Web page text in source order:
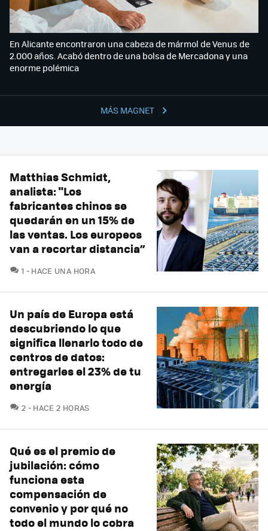
MÁS MAGNET
En Alicante encontraron una cabeza de mármol de Venus de
2.000 años. Acabó dentro de una bolsa de Mercadona y una
enorme polémica
Matthias Schmidt,
analista: "Los
fabricantes chinos se
quedarán en un 15% de
las ventas. Los europeos
van a recortar distancia”
1 COMENTARIOS
HACE UNA HORA
Un país de Europa está
descubriendo lo que
significa llenarlo todo de
centros de datos:
entregarles el 23% de tu
energía
2 COMENTARIOS
HACE 2 HORAS
Qué es el premio de
jubilación: cómo
funciona esta
compensación de
convenio y por qué no
todo el mundo lo cobra